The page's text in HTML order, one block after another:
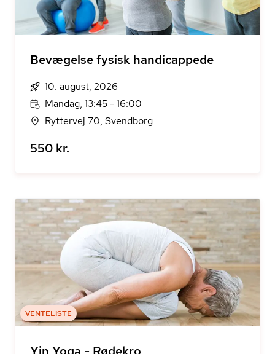
Bevægelse fysisk handicappede
10. august, 2026
Mandag, 13:45 - 16:00
Ryttervej 70, Svendborg
550 kr.
VENTELISTE